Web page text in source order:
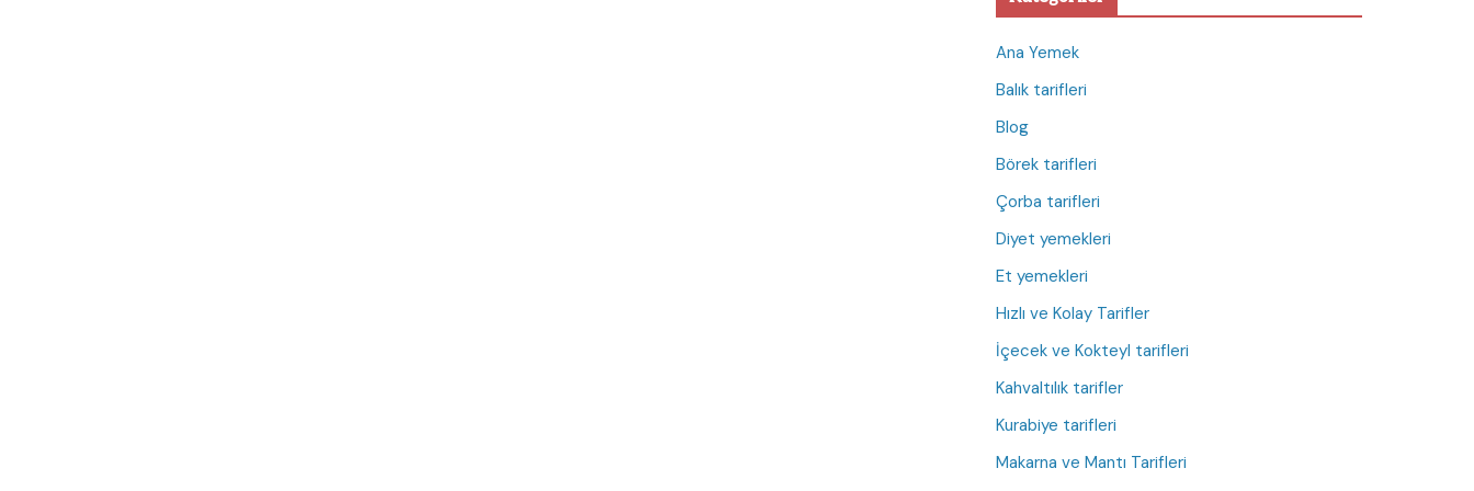
Ana Yemek
Balık tarifleri
Blog
Börek tarifleri
Çorba tarifleri
Diyet yemekleri
Et yemekleri
Hızlı ve Kolay Tarifler
İçecek ve Kokteyl tarifleri
Kahvaltılık tarifler
Kurabiye tarifleri
Makarna ve Mantı Tarifleri